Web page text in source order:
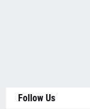
Follow Us